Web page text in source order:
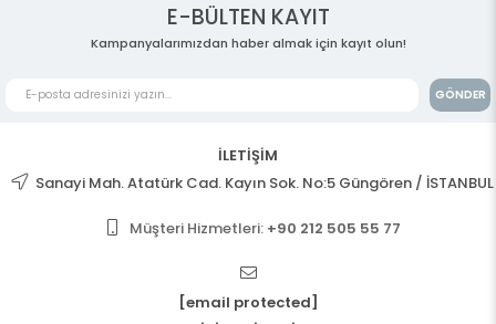
E-BÜLTEN KAYIT
Kampanyalarımızdan haber almak için kayıt olun!
GÖNDER
İLETİŞİM
Sanayi Mah. Atatürk Cad. Kayın Sok. No:5 Güngören / İSTANBUL
Müşteri Hizmetleri: +90 212 505 55 77
[email protected]